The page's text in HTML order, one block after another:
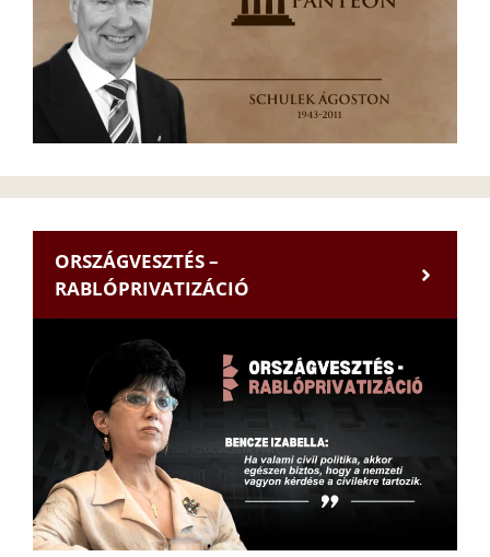
ORSZÁGVESZTÉS –
RABLÓPRIVATIZÁCIÓ